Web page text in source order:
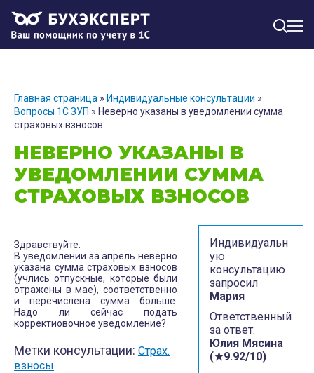
Главная страница » Индивидуальные консультации »
Вопросы 1С ЗУП » Неверно указаны в уведомлении сумма
страховых взносов
НЕВЕРНО УКАЗАНЫ В
УВЕДОМЛЕНИИ СУММА
СТРАХОВЫХ ВЗНОСОВ
Индивидуальн
ую
консультацию
запросил
Мария
Ответственный
за ответ:
Юлия Мясина
(★9.92/10)
Здравствуйте.
В уведомлении за апрель неверно
указана сумма страховых взносов
(учлись отпускные, которые были
отражены в мае), соответственно
и перечислена сумма больше.
Надо ли сейчас подать
корректиовочное уведомление?
Метки консультации: Страх.
взносы